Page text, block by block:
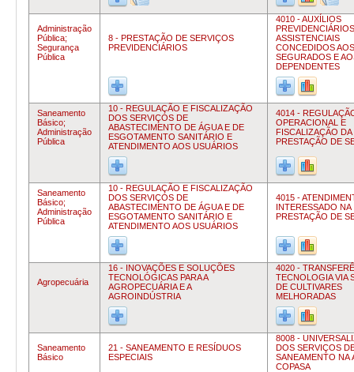
Administração
Pública;
Segurança
Pública
8 - PRESTAÇÃO DE SERVIÇOS
PREVIDENCIÁRIOS
4010 - AUXÍLIOS
ASSISTENCIAIS
CONCEDIDOS AOS
SEGURADOS E
DEPENDENTES
Saneamento
Básico;
Administração
Pública
10 - REGULAÇÃO E FISCALIZAÇÃO
DOS SERVIÇOS DE
ABASTECIMENTO DE ÁGUA E DE
ESGOTAMENTO SANITÁRIO E
ATENDIMENTO AOS USUÁRIOS
4014 -
OPERACIONAL E
FISCALIZAÇÃO DA
PRESTAÇÃO DE
Saneamento
Básico;
Administração
Pública
10 - REGULAÇÃO E FISCALIZAÇÃO
DOS SERVIÇOS DE
ABASTECIMENTO DE ÁGUA E DE
ESGOTAMENTO SANITÁRIO E
ATENDIMENTO AOS USUÁRIOS
4015 -
INTERESSADO NA
PRESTAÇÃO DE
Agropecuária
16 - INOVAÇÕES E SOLUÇÕES
TECNOLÓGICAS PARA A
AGROPECUÁRIA E A
AGROINDÚSTRIA
4020 -
TECNOLOGIA VIA
DE CULTIVARES
MELHORADAS
Saneamento
Básico
21 - SANEAMENTO E RESÍDUOS
ESPECIAIS
8008 -
DOS SERVIÇOS
SANEAMENTO NA
COPASA